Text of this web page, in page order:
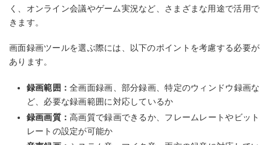
く、オンライン会議やゲーム実況など、さまざまな用途で活用で
きます。
画面録画ツールを選ぶ際には、以下のポイントを考慮する必要が
あります。
録画範囲：全画面録画、部分録画、特定のウィンドウ録画な
ど、必要な録画範囲に対応しているか
録画画質：高画質で録画できるか、フレームレートやビット
レートの設定が可能か